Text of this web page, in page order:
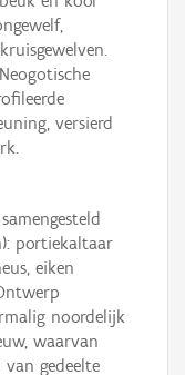
versierd
portiekaltaar
eiken
noordelijk
waarvan
gedeelte